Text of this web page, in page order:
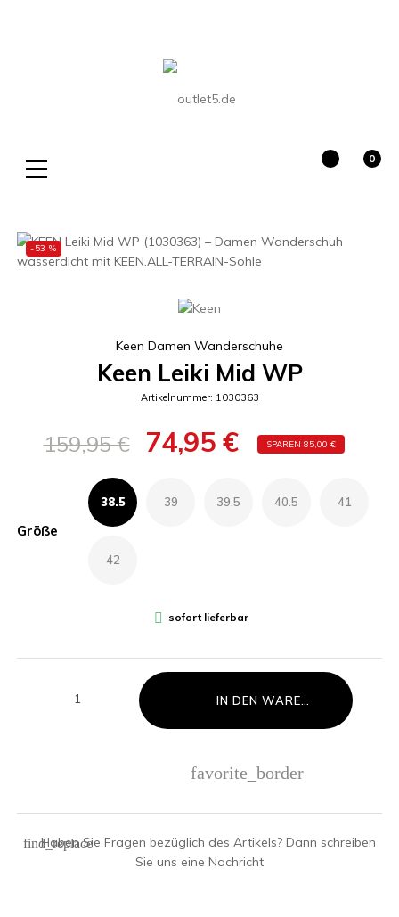
0
-53 %
Keen Damen Wanderschuhe
Keen Leiki Mid WP
Artikelnummer: 1030363
159,95 € 74,95 € SPAREN 85,00 €
Größe
38.5 39 39.5 40.5 41
42
 sofort lieferbar
IN DEN WARENKORB LEGEN
favorite_border
find_replace
Haben Sie Fragen bezüglich des Artikels? Dann schreiben
Sie uns eine Nachricht